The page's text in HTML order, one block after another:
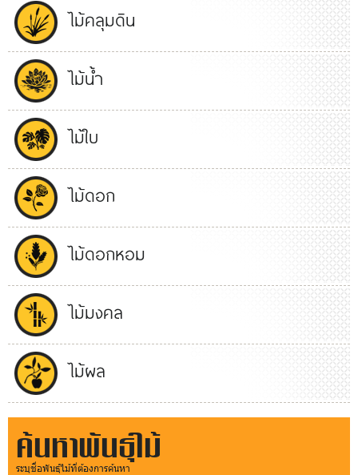
ไม้คลุมดิน
ไม้น้ำ
ไม้ใบ
ไม้ดอก
ไม้ดอกหอม
ไม้มงคล
ไม้ผล
ค้นหาพันธุ์ไม้
ระบุชื่อพันธุ์ไม้ที่ต้องการค้นหา